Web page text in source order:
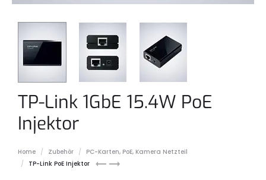
TP-Link 1GbE 15.4W PoE
Injektor
Home Zubehör
PC-Karten, PoE, Kamera Netzteil
TP-Link PoE Injektor
Procet
2-